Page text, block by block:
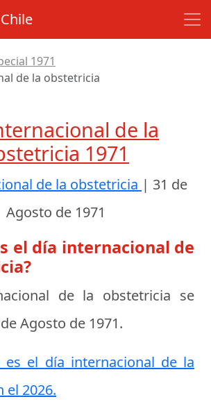
1971
de la obstetricia
de la
1971
de la obstetricia | 31 de
Agosto de 1971
el día internacional de
de la obstetricia se
Agosto de 1971.
es el día internacional de la
el 2026.